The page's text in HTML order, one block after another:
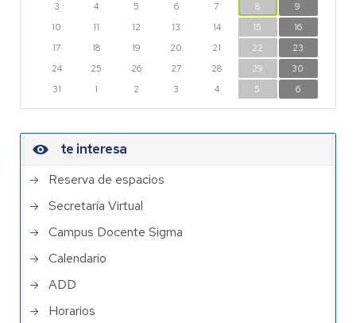
3
4 5 6 7 8
9
10
11 12 13 14 15
16
17
18 19 20 21 22
23
24
25 26 27 28 29
30
31
1 2 3 4 5 6
te interesa
Reserva de espacios
Secretaría Virtual
Campus Docente Sigma
Calendario
ADD
Horarios